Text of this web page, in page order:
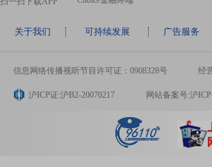
关于我们 可持续发展 广告服务
信息网络传播视听节目许可证：0908328号 经
沪ICP证:沪B2-20070217 网站备案号:沪